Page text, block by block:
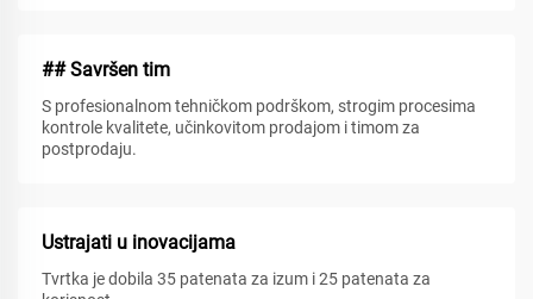
## Savršen tim
S profesionalnom tehničkom podrškom, strogim procesima
kontrole kvalitete, učinkovitom prodajom i timom za
postprodaju.
Ustrajati u inovacijama
Tvrtka je dobila 35 patenata za izum i 25 patenata za